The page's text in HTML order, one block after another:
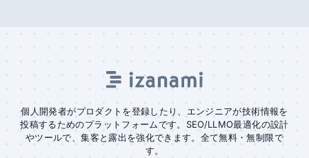
個人開発者がプロダクトを登録したり、エンジニアが技術情報を
投稿するためのプラットフォームです。SEO/LLMO最適化の設計
やツールで、集客と露出を強化できます。全て無料・無制限で
す。